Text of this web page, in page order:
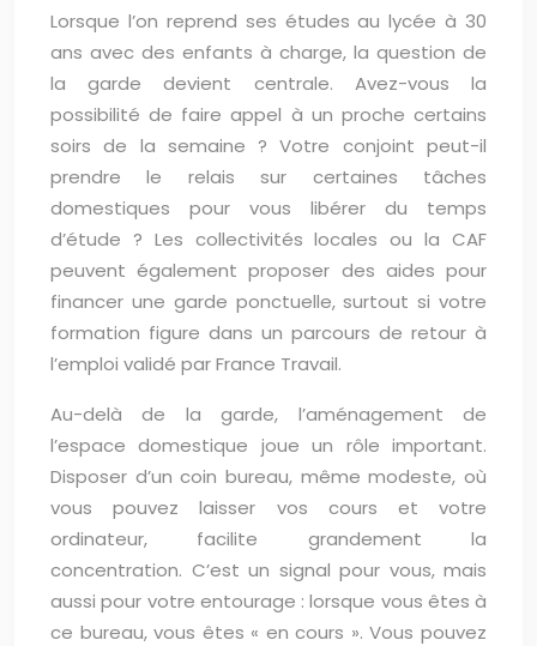
Lorsque l’on reprend ses études au lycée à 30
ans avec des enfants à charge, la question de
la garde devient centrale. Avez-vous la
possibilité de faire appel à un proche certains
soirs de la semaine ? Votre conjoint peut-il
prendre le relais sur certaines tâches
domestiques pour vous libérer du temps
d’étude ? Les collectivités locales ou la CAF
peuvent également proposer des aides pour
financer une garde ponctuelle, surtout si votre
formation figure dans un parcours de retour à
l’emploi validé par France Travail.
Au-delà de la garde, l’aménagement de
l’espace domestique joue un rôle important.
Disposer d’un coin bureau, même modeste, où
vous pouvez laisser vos cours et votre
ordinateur, facilite grandement la
concentration. C’est un signal pour vous, mais
aussi pour votre entourage : lorsque vous êtes à
ce bureau, vous êtes « en cours ». Vous pouvez